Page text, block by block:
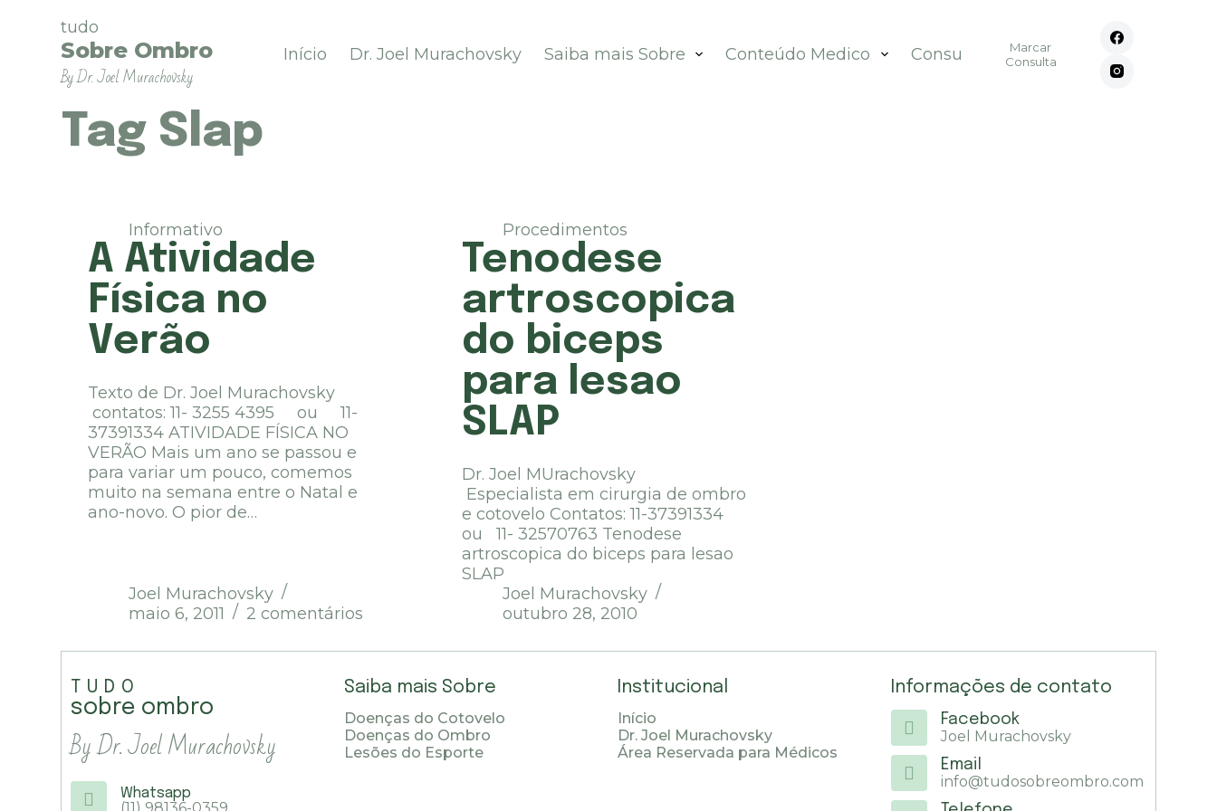
tudo
Sobre Ombro
By Dr. Joel Murachovsky
Início Dr. Joel Murachovsky Saiba mais Sobre Conteúdo Medico Consultórios Contato
Marcar
Consulta
Tag Slap
Informativo
A Atividade
Física no
Verão
Texto de Dr. Joel Murachovsky
contatos: 11- 3255 4395 ou 11-
37391334 ATIVIDADE FÍSICA NO
VERÃO Mais um ano se passou e
para variar um pouco, comemos
muito na semana entre o Natal e
ano-novo. O pior de…
Joel Murachovsky
maio 6, 2011
2 comentários
Procedimentos
Tenodese
artroscopica
do biceps
para lesao
SLAP
Dr. Joel MUrachovsky
Especialista em cirurgia de ombro
e cotovelo Contatos: 11-37391334
ou 11- 32570763 Tenodese
artroscopica do biceps para lesao
SLAP
Joel Murachovsky
outubro 28, 2010
TUDO
sobre ombro
By Dr. Joel Murachovsky
Whatsapp
Saiba mais Sobre
Doenças do Cotovelo
Doenças do Ombro
Lesões do Esporte
Institucional
Início
Dr. Joel Murachovsky
Área Reservada para Médicos
Informações de contato
Facebook
Joel Murachovsky
Email
info@tudosobreombro.com